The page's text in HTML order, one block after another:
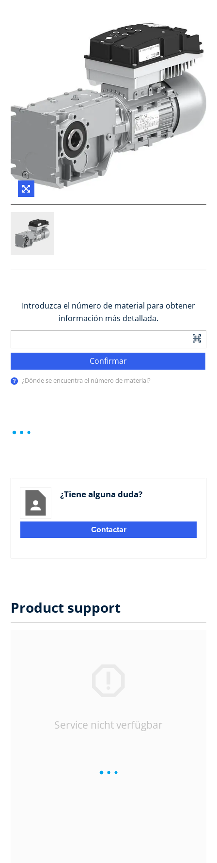
Introduzca el número de material para obtener
información más detallada.
Confirmar
¿Dónde se encuentra el número de material?
¿Tiene alguna duda?
Contactar
Product support
Service nicht verfügbar